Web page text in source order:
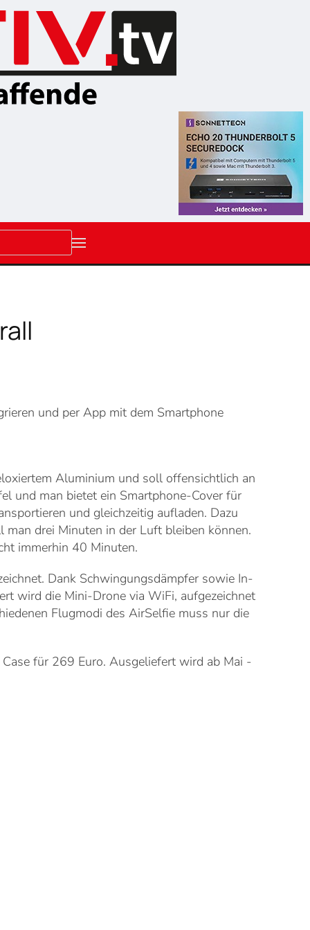
und per App mit dem Smartphone
Aluminium und soll offensichtlich an
und man bietet ein Smartphone-Cover für
und gleichzeitig aufladen. Dazu
drei Minuten in der Luft bleiben können.
immerhin 40 Minuten.
Dank Schwingungsdämpfer sowie In-
wird die Mini-Drone via WiFi, aufgezeichnet
Flugmodi des AirSelfie muss nur die
für 269 Euro. Ausgeliefert wird ab Mai -